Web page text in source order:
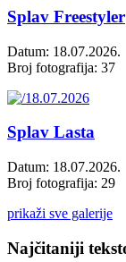
Splav Freestyler
Datum: 18.07.2026.
Broj fotografija: 37
Splav Lasta
Datum: 18.07.2026.
Broj fotografija: 29
prikaži sve galerije
Najčitaniji